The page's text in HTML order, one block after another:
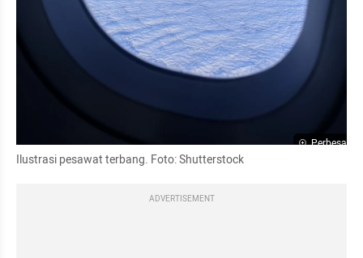
Perbesar
Ilustrasi pesawat terbang. Foto: Shutterstock
ADVERTISEMENT